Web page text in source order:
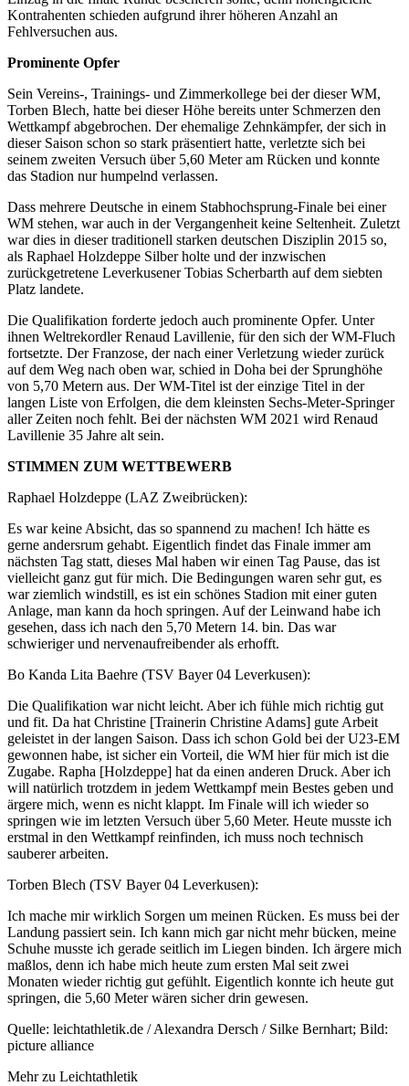
Kontrahenten schieden aufgrund ihrer höheren Anzahl an
Fehlversuchen aus.
Prominente Opfer
Sein Vereins-, Trainings- und Zimmerkollege bei der dieser WM,
Torben Blech, hatte bei dieser Höhe bereits unter Schmerzen den
Wettkampf abgebrochen. Der ehemalige Zehnkämpfer, der sich in
dieser Saison schon so stark präsentiert hatte, verletzte sich bei
seinem zweiten Versuch über 5,60 Meter am Rücken und konnte
das Stadion nur humpelnd verlassen.
Dass mehrere Deutsche in einem Stabhochsprung-Finale bei einer
WM stehen, war auch in der Vergangenheit keine Seltenheit. Zuletzt
war dies in dieser traditionell starken deutschen Disziplin 2015 so,
als Raphael Holzdeppe Silber holte und der inzwischen
zurückgetretene Leverkusener Tobias Scherbarth auf dem siebten
Platz landete.
Die Qualifikation forderte jedoch auch prominente Opfer. Unter
ihnen Weltrekordler Renaud Lavillenie, für den sich der WM-Fluch
fortsetzte. Der Franzose, der nach einer Verletzung wieder zurück
auf dem Weg nach oben war, schied in Doha bei der Sprunghöhe
von 5,70 Metern aus. Der WM-Titel ist der einzige Titel in der
langen Liste von Erfolgen, die dem kleinsten Sechs-Meter-Springer
aller Zeiten noch fehlt. Bei der nächsten WM 2021 wird Renaud
Lavillenie 35 Jahre alt sein.
STIMMEN ZUM WETTBEWERB
Raphael Holzdeppe (LAZ Zweibrücken):
Es war keine Absicht, das so spannend zu machen! Ich hätte es
gerne andersrum gehabt. Eigentlich findet das Finale immer am
nächsten Tag statt, dieses Mal haben wir einen Tag Pause, das ist
vielleicht ganz gut für mich. Die Bedingungen waren sehr gut, es
war ziemlich windstill, es ist ein schönes Stadion mit einer guten
Anlage, man kann da hoch springen. Auf der Leinwand habe ich
gesehen, dass ich nach den 5,70 Metern 14. bin. Das war
schwieriger und nervenaufreibender als erhofft.
Bo Kanda Lita Baehre (TSV Bayer 04 Leverkusen):
Die Qualifikation war nicht leicht. Aber ich fühle mich richtig gut
und fit. Da hat Christine [Trainerin Christine Adams] gute Arbeit
geleistet in der langen Saison. Dass ich schon Gold bei der U23-EM
gewonnen habe, ist sicher ein Vorteil, die WM hier für mich ist die
Zugabe. Rapha [Holzdeppe] hat da einen anderen Druck. Aber ich
will natürlich trotzdem in jedem Wettkampf mein Bestes geben und
ärgere mich, wenn es nicht klappt. Im Finale will ich wieder so
springen wie im letzten Versuch über 5,60 Meter. Heute musste ich
erstmal in den Wettkampf reinfinden, ich muss noch technisch
sauberer arbeiten.
Torben Blech (TSV Bayer 04 Leverkusen):
Ich mache mir wirklich Sorgen um meinen Rücken. Es muss bei der
Landung passiert sein. Ich kann mich gar nicht mehr bücken, meine
Schuhe musste ich gerade seitlich im Liegen binden. Ich ärgere mich
maßlos, denn ich habe mich heute zum ersten Mal seit zwei
Monaten wieder richtig gut gefühlt. Eigentlich konnte ich heute gut
springen, die 5,60 Meter wären sicher drin gewesen.
Quelle: leichtathletik.de / Alexandra Dersch / Silke Bernhart; Bild:
picture alliance
Mehr zu Leichtathletik